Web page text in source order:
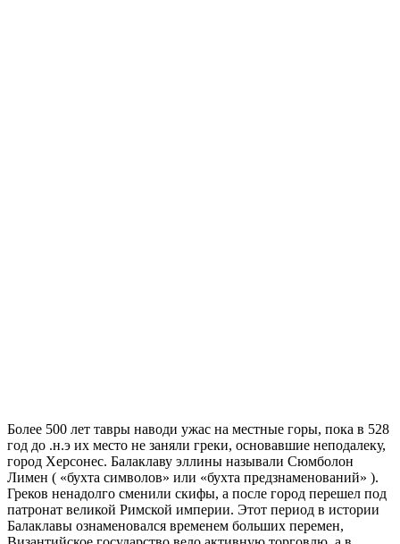
Более 500 лет тавры наводи ужас на местные горы, пока в 528
год до .н.э их место не заняли греки, основавшие неподалеку,
город Херсонес. Балаклаву эллины называли Сюмболон
Лимен ( «бухта символов» или «бухта предзнаменований» ).
Греков ненадолго сменили скифы, а после город перешел под
патронат великой Римской империи. Этот период в истории
Балаклавы ознаменовался временем больших перемен,